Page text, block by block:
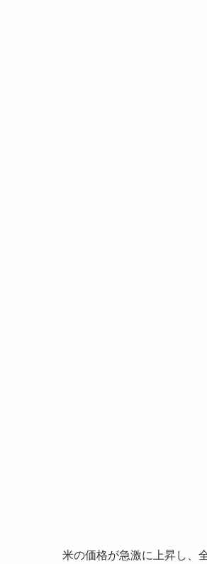
米の価格が急激に上昇し、